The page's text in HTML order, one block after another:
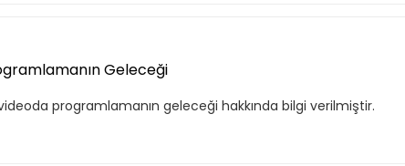
Geleceği
programlamanın geleceği hakkında bilgi verilmiştir.